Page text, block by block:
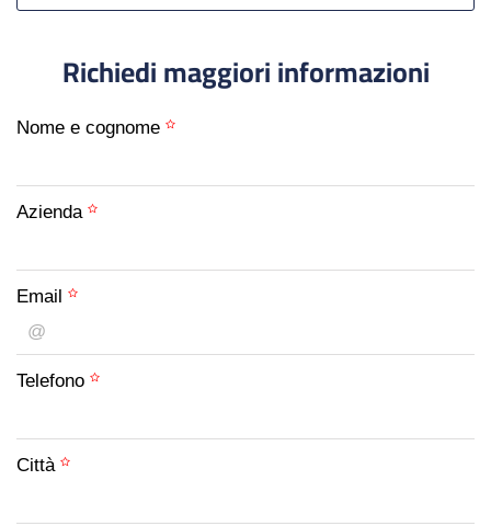
Richiedi maggiori informazioni
Nome e cognome
Azienda
Email
Telefono
Città